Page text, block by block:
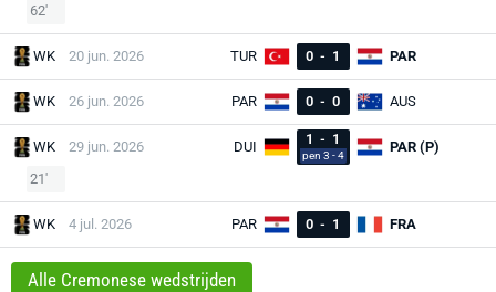
62'
WK 20 jun. 2026 TUR 0 - 1 PAR
WK 26 jun. 2026 PAR 0 - 0 AUS
WK 29 jun. 2026 DUI 1 - 1
pen 3 - 4
PAR (P)
21'
WK 4 jul. 2026 PAR 0 - 1 FRA
Alle Cremonese wedstrijden